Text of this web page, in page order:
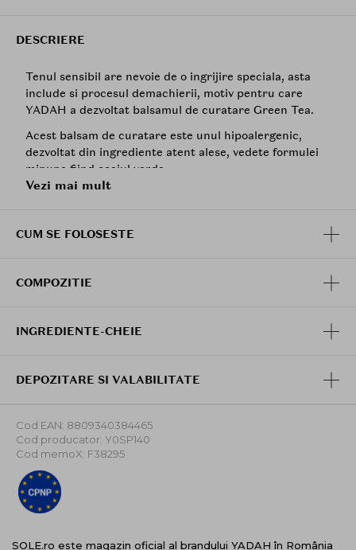
DESCRIERE
Tenul sensibil are nevoie de o ingrijire speciala, asta
include si procesul demachierii, motiv pentru care
YADAH a dezvoltat balsamul de curatare Green Tea.
Acest balsam de curatare este unul hipoalergenic,
dezvoltat din ingrediente atent alese, vedete formulei
minune fiind ceaiul verde.
imbunatateste textura pielii si curata in profunzime
Balsamul de curatare Green Tea este genial chiar si
doar cateva secunde, acesta reuseste sa indeparteze
Ai grija de tenul tau sensibil cu ajutorul noului balsam
Mod de utilizare: Se aplica o cantitate potrivita de
produs pe fata si se maseaza pana la absorbtia
completa. Zona curatata se limpezeste cu o cantitate
potrivita de apa.
Vezi mai mult
CUM SE FOLOSESTE
COMPOZITIE
INGREDIENTE-CHEIE
DEPOZITARE SI VALABILITATE
Cod EAN: 8809340384465
Cod producator: Y0SP140
Cod memoX: F38295
SOLE.ro este magazin oficial al brandului YADAH în România